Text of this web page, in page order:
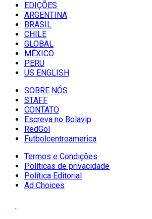
EDIÇÕES
ARGENTINA
BRASIL
CHILE
GLOBAL
MÉXICO
PERU
US ENGLISH
SOBRE NÓS
STAFF
CONTATO
Escreva no Bolavip
RedGol
Futbolcentroamerica
Termos e Condições
Políticas de privacidade
Política Editorial
Ad Choices